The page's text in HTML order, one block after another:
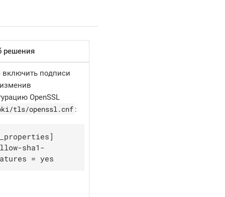
решения
подписи
OpenSSL
tls/openssl.cnf :
sha1-
= yes